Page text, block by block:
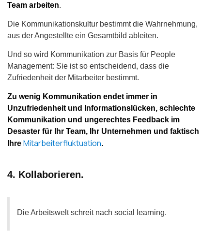
Team arbeiten.
Die Kommunikationskultur bestimmt die Wahrnehmung,
aus der Angestellte ein Gesamtbild ableiten.
Und so wird Kommunikation zur Basis für People
Management: Sie ist so entscheidend, dass die
Zufriedenheit der Mitarbeiter bestimmt.
Zu wenig Kommunikation endet immer in
Unzufriedenheit und Informationslücken, schlechte
Kommunikation und ungerechtes Feedback im
Desaster für Ihr Team, Ihr Unternehmen und faktisch
Ihre Mitarbeiterfluktuation.
4. Kollaborieren.
Die Arbeitswelt schreit nach social learning.